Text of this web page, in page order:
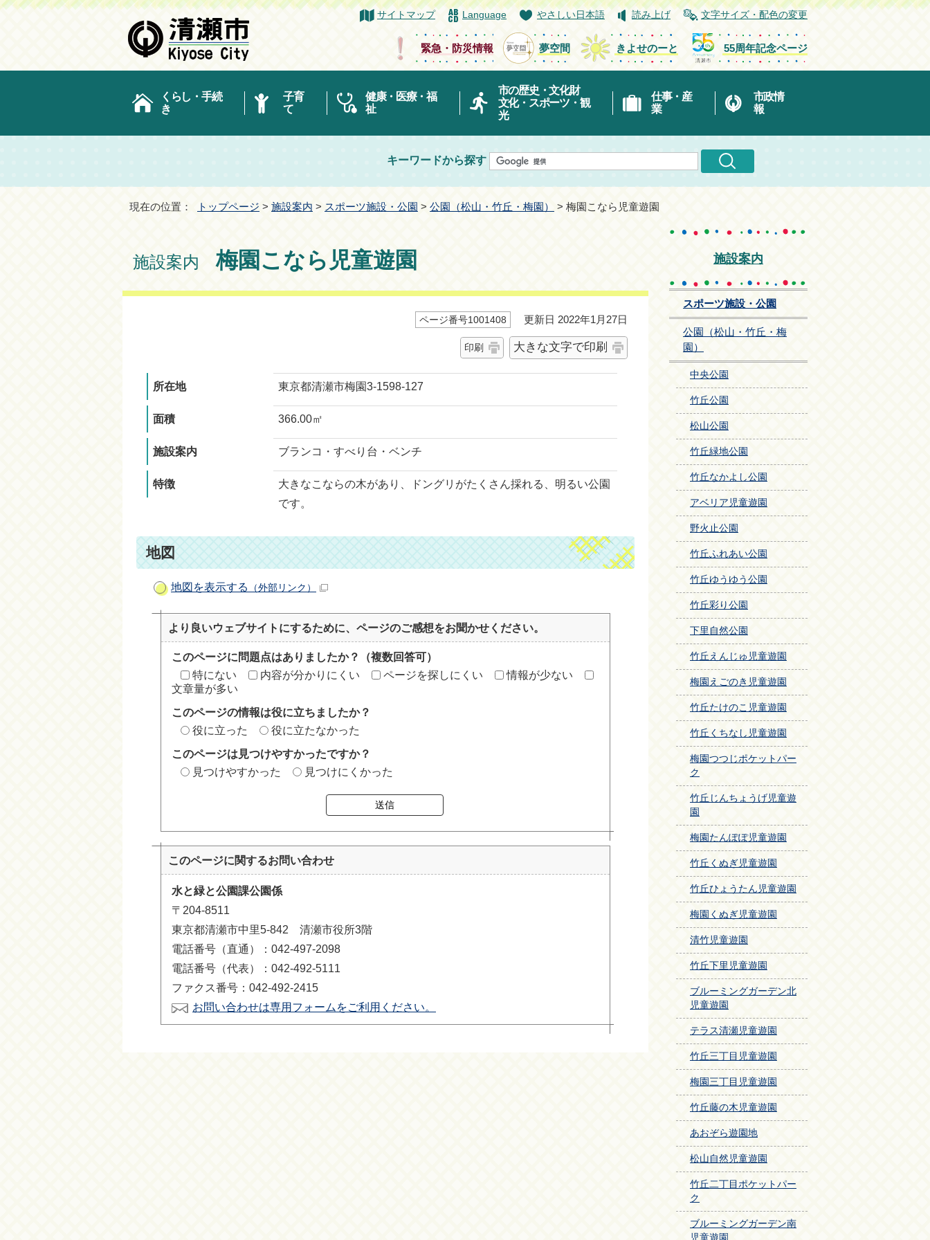
サイトマップ Language やさしい日本語 読み上げ 文字サイズ・配色の変更
緊急・防災情報 夢空間 きよせのーと 55周年記念ページ
くらし・手続
き
子育
て
健康・医療・福
祉
市の歴史・文化財
文化・スポーツ・観
光
仕事・産
業
市政情
報
キーワードから探す
現在の位置： トップページ > 施設案内 > スポーツ施設・公園 > 公園（松山・竹丘・梅園） > 梅園こなら児童遊園
施設案内梅園こなら児童遊園
ページ番号1001408 更新日 2022年1月27日
印刷 大きな文字で印刷
所在地 東京都清瀬市梅園3-1598-127
面積 366.00㎡
施設案内 ブランコ・すべり台・ベンチ
特徴
大きなこならの木があり、ドングリがたくさん採れる、明るい公園
です。
地図
地図を表示する （外部リンク）
より良いウェブサイトにするために、ページのご感想をお聞かせください。
このページに問題点はありましたか？（複数回答可）
特にない
内容が分かりにくい ページを探しにくい
情報が少ない
文章量が多い
このページの情報は役に立ちましたか？
役に立った
役に立たなかった
このページは見つけやすかったですか？
見つけやすかった
見つけにくかった
送信
このページに関するお問い合わせ
水と緑と公園課公園係
〒204-8511
東京都清瀬市中里5-842 清瀬市役所3階
電話番号（直通）：042-497-2098
電話番号（代表）：042-492-5111
ファクス番号：042-492-2415
お問い合わせは専用フォームをご利用ください。
施設案内
スポーツ施設・公園
公園（松山・竹丘・梅
園）
中央公園
竹丘公園
松山公園
竹丘緑地公園
竹丘なかよし公園
アベリア児童遊園
野火止公園
竹丘ふれあい公園
竹丘ゆうゆう公園
竹丘彩り公園
下里自然公園
竹丘えんじゅ児童遊園
梅園えごのき児童遊園
竹丘たけのこ児童遊園
竹丘くちなし児童遊園
梅園つつじポケットパー
ク
竹丘じんちょうげ児童遊
園
梅園たんぽぽ児童遊園
竹丘くぬぎ児童遊園
竹丘ひょうたん児童遊園
梅園くぬぎ児童遊園
清竹児童遊園
竹丘下里児童遊園
ブルーミングガーデン北
児童遊園
テラス清瀬児童遊園
竹丘三丁目児童遊園
梅園三丁目児童遊園
竹丘藤の木児童遊園
あおぞら遊園地
松山自然児童遊園
竹丘二丁目ポケットパー
ク
ブルーミングガーデン南
児童遊園